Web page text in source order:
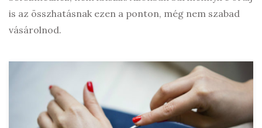
is az összhatásnak ezen a ponton, még nem szabad
vásárolnod.